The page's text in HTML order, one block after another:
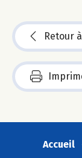
Retour
Accueil